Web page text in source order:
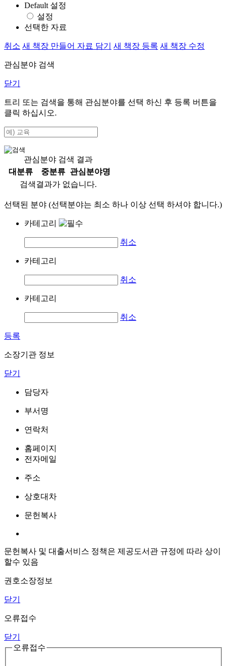
Default 설정
설정
선택한 자료
취소 새 책장 만들어 자료 담기 새 책장 등록 새 책장 수정
관심분야 검색
닫기
트리 또는 검색을 통해 관심분야를 선택 하신 후 등록 버튼을
클릭 하십시오.
관심분야 검색 결과
대분류
중분류
관심분야명
검색결과가 없습니다.
선택된 분야 (선택분야는 최소 하나 이상 선택 하셔야 합니다.)
카테고리
취소
카테고리
취소
카테고리
취소
등록
소장기관 정보
닫기
담당자
부서명
연락처
홈페이지
전자메일
주소
상호대차
문헌복사
문헌복사 및 대출서비스 정책은 제공도서관 규정에 따라 상이
할수 있음
권호소장정보
닫기
오류접수
닫기
오류접수